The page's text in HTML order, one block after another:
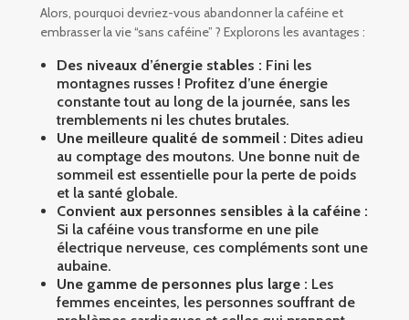
Alors, pourquoi devriez-vous abandonner la caféine et
embrasser la vie “sans caféine” ? Explorons les avantages :
Des niveaux d’énergie stables : Fini les
montagnes russes ! Profitez d’une énergie
constante tout au long de la journée, sans les
tremblements ni les chutes brutales.
Une meilleure qualité de sommeil : Dites adieu
au comptage des moutons. Une bonne nuit de
sommeil est essentielle pour la perte de poids
et la santé globale.
Convient aux personnes sensibles à la caféine :
Si la caféine vous transforme en une pile
électrique nerveuse, ces compléments sont une
aubaine.
Une gamme de personnes plus large : Les
femmes enceintes, les personnes souffrant de